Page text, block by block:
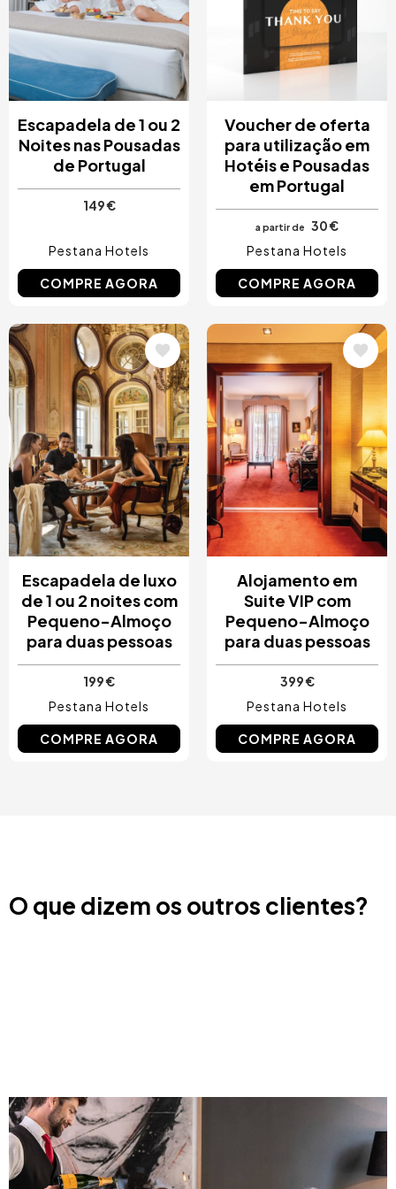
Costa Blanca, Espanha
Bilbao, Espanha
Cancun, Mexico
Amesterdão, Países Baixos
Nice, França
Escapadela de 1 ou 2
Noites nas Pousadas
de Portugal
149 €
Pestana Hotels
COMPRE AGORA
Voucher de oferta
para utilização em
Hotéis e Pousadas
em Portugal
a partir de
30 €
Pestana Hotels
COMPRE AGORA
Imagem
Escapadela de luxo
de 1 ou 2 noites com
Pequeno-Almoço
para duas pessoas
199 €
Pestana Hotels
COMPRE AGORA
Imagem
Alojamento em
Suite VIP com
Pequeno-Almoço
para duas pessoas
399 €
Pestana Hotels
COMPRE AGORA
O que dizem os outros clientes?